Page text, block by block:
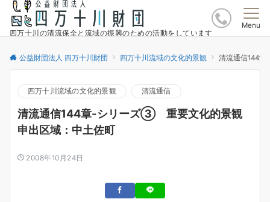
四万十川の清流保全と流域の振興のための活動をしています
Menu
公益財団法人 四万十川財団 四万十川流域の文化的景観 清流通信144
四万十川流域の文化的景観 清流通信
清流通信144章-シリーズ③ 重要文化的景観
申出区域：中土佐町
2008年10月24日